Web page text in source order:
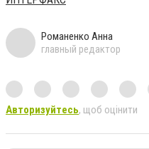
Романенко Анна
главный редактор
Авторизуйтесь, щоб оцінити